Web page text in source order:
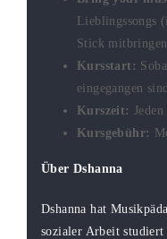
Lieblingssongs
Stick
Kursstart:
eingegangen
Kurszeit:
Kursgebühr:
Über Dshanna
Dshanna hat
sozialer Arbeit